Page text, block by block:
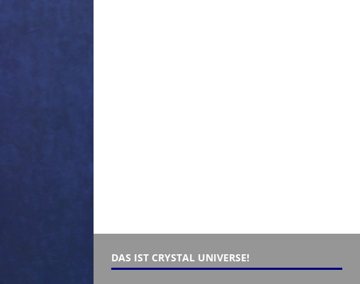
DAS IST CRYSTAL UNIVERSE!